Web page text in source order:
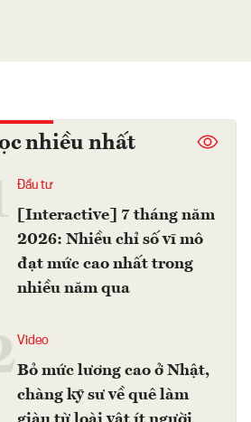
nhiều nhất
Đầu tư
[Interactive] 7 tháng năm
2026: Nhiều chỉ số vĩ mô
đạt mức cao nhất trong
nhiều năm qua
2Video
Bỏ mức lương cao ở Nhật,
chàng kỹ sư về quê làm